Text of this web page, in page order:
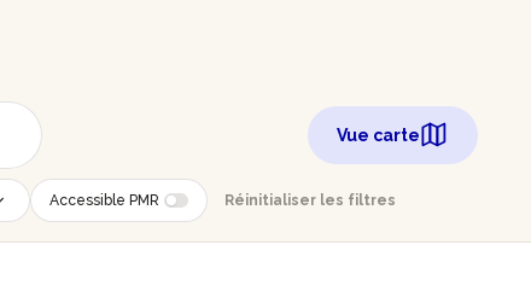
Vue carte
Accessible PMR Réinitialiser les filtres